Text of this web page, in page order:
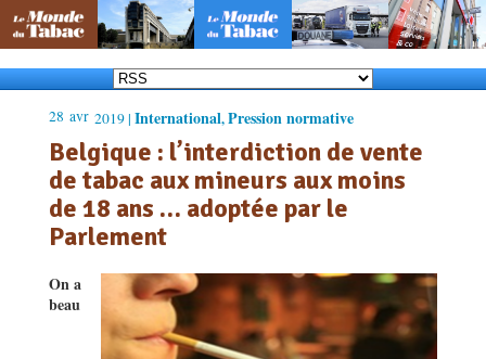
28 avr 2019 | International,Pression normative
Belgique : l’interdiction de vente
de tabac aux mineurs aux moins
de 18 ans … adoptée par le
Parlement
On a
beau